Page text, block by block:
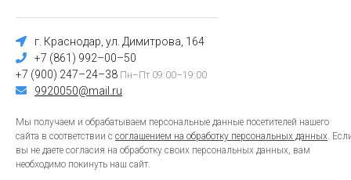
г. Краснодар, ул. Димитрова, 164
+7 (861) 992–00–50
+7 (900) 247–24–38 Пн–Пт 09:00–19:00
9920050@mail.ru
Мы получаем и обрабатываем персональные данные посетителей нашего
сайта в соответствии с соглашением на обработку персональных данных.
вы не даете согласия на обработку своих персональных данных, вам
необходимо покинуть наш сайт.